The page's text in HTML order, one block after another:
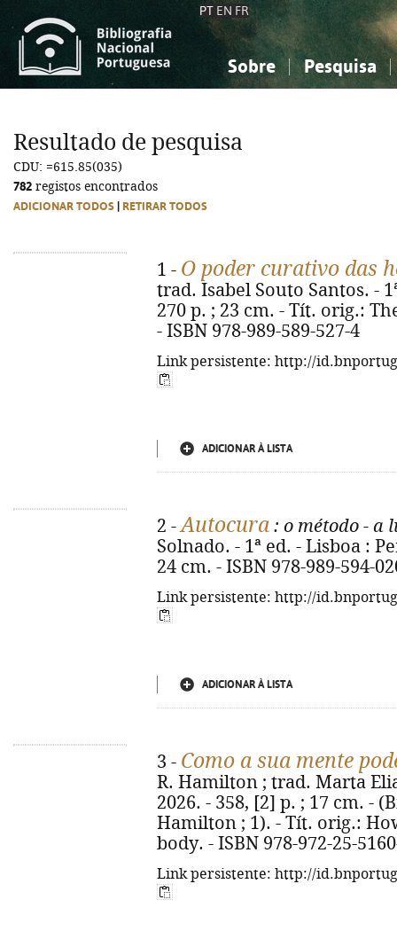
PT EN FR
Sobre Pesquisa
Ciências sociais...
Ciências sociais...
Resultado de pesquisa
CDU: =615.85(035)
782 registos encontrados
ADICIONAR TODOS RETIRAR TODOS
1 - O poder curativo das
trad. Isabel Souto Santos. -
270 p. ; 23 cm. - Tít. orig.:
- ISBN 978-989-589-527-4
Link persistente: http://
ADICIONAR À LISTA
2 -Autocura : o método - a
Solnado. - 1ª ed. - Lisboa :
24 cm. - ISBN 978-989-594-
Link persistente: http://
ADICIONAR À LISTA
3 - Como a sua mente
R. Hamilton ; trad. Marta
2026. - 358, [2] p. ; 17 cm. -
Hamilton ; 1). - Tít. orig.:
body. - ISBN 978-972-25-
Link persistente: http://